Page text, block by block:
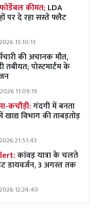
कीमत; LDA
दे रहा सस्ते फ्लैट
13:10:13
की अचानक मौत,
तबीयत; पोस्टमार्टम के
11:09:19
कचौड़ी:गंदगी में बनता
विभाग की ताबड़तोड़
21:51:43
कांवड़ यात्रा के चलते
डायवर्जन, 3 अगस्त तक
12:24:40